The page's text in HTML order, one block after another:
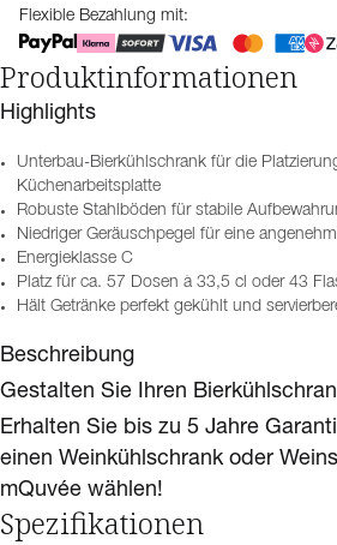
Flexible Bezahlung mit:
Produktinformationen
Highlights
Unterbau-Bierkühlschrank für die
Küchenarbeitsplatte
Robuste Stahlböden für stabile
Niedriger Geräuschpegel für eine
Energieklasse C
Platz für ca. 57 Dosen à 33,5 cl oder 43
Hält Getränke perfekt gekühlt und
Beschreibung
Gestalten Sie Ihren
Erhalten Sie bis zu 5 Jahre
einen Weinkühlschrank oder
mQuvée wählen!
Spezifikationen